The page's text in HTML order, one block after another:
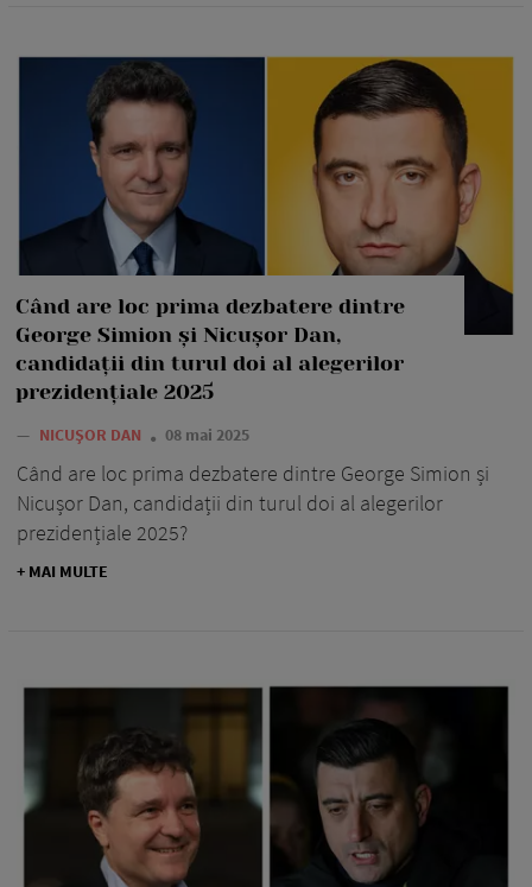
Când are loc prima dezbatere dintre
George Simion și Nicușor Dan,
candidații din turul doi al alegerilor
prezidențiale 2025
— NICUȘOR DAN 08 mai 2025
Când are loc prima dezbatere dintre George Simion și
Nicușor Dan, candidații din turul doi al alegerilor
prezidențiale 2025?
+ MAI MULTE